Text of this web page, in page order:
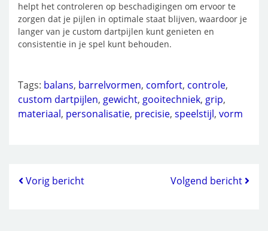
helpt het controleren op beschadigingen om ervoor te
zorgen dat je pijlen in optimale staat blijven, waardoor je
langer van je custom dartpijlen kunt genieten en
consistentie in je spel kunt behouden.
Tags: balans, barrelvormen, comfort, controle,
custom dartpijlen, gewicht, gooitechniek, grip,
materiaal, personalisatie, precisie, speelstijl, vorm
Vorig bericht Volgend bericht